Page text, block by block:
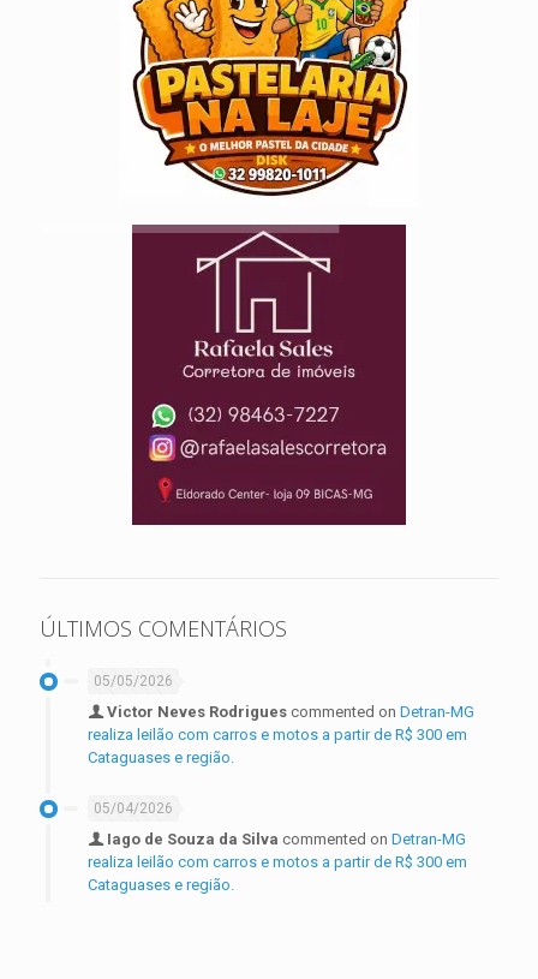
ÚLTIMOS COMENTÁRIOS
05/05/2026
Victor Neves Rodrigues commented on Detran-MG
realiza leilão com carros e motos a partir de R$ 300 em
Cataguases e região.
05/04/2026
Iago de Souza da Silva commented on Detran-MG
realiza leilão com carros e motos a partir de R$ 300 em
Cataguases e região.